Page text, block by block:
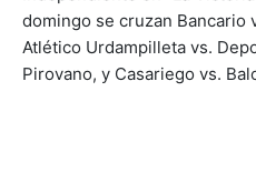
domingo se cruzan Bancario
Atlético Urdampilleta vs.
Pirovano, y Casariego vs.